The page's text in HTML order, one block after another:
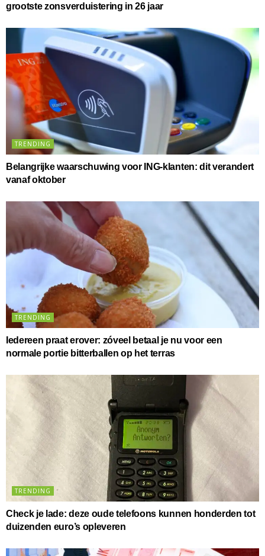
grootste zonsverduistering in 26 jaar
TRENDING
Belangrijke waarschuwing voor ING-klanten: dit verandert
vanaf oktober
TRENDING
Iedereen praat erover: zóveel betaal je nu voor een
normale portie bitterballen op het terras
TRENDING
Check je lade: deze oude telefoons kunnen honderden tot
duizenden euro’s opleveren